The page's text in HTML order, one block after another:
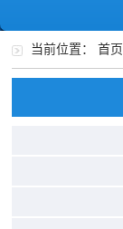
当前位置：首页